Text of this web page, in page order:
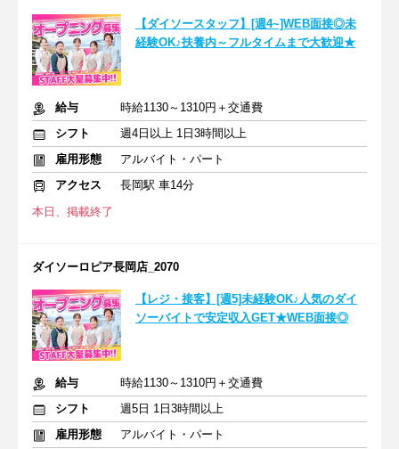
【ダイソースタッフ】[週4~]WEB面接◎未
経験OK♪扶養内～フルタイムまで大歓迎★
給与
時給1130～1310円＋交通費
シフト
週4日以上 1日3時間以上
雇用形態
アルバイト・パート
アクセス
長岡駅 車14分
本日、掲載終了
ダイソーロピア長岡店_2070
【レジ・接客】[週5]未経験OK♪人気のダイ
ソーバイトで安定収入GET★WEB面接◎
給与
時給1130～1310円＋交通費
シフト
週5日 1日3時間以上
雇用形態
アルバイト・パート